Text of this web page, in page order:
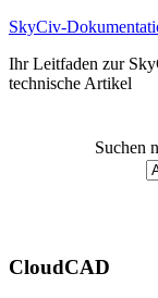
SkyCiv-
Ihr Leitfaden zur
technische Artikel
Suchen
CloudCAD